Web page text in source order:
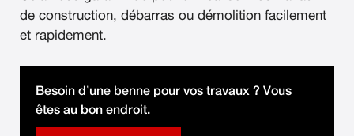
de construction, débarras ou démolition facilement
et rapidement.
Besoin d’une benne pour vos travaux ? Vous
êtes au bon endroit.